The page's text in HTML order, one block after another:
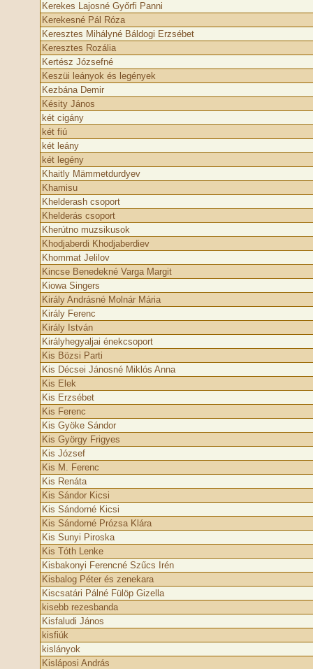
Kerekes Lajosné Győrfi Panni
Kerekesné Pál Róza
Keresztes Mihályné Báldogi Erzsébet
Keresztes Rozália
Kertész Józsefné
Keszüi leányok és legények
Kezbána Demir
Késity János
két cigány
két fiú
két leány
két legény
Khaitly Mämmetdurdyev
Khamisu
Khelderash csoport
Khelderás csoport
Kherútno muzsikusok
Khodjaberdi Khodjaberdiev
Khommat Jelilov
Kincse Benedekné Varga Margit
Kiowa Singers
Király Andrásné Molnár Mária
Király Ferenc
Király István
Királyhegyaljai énekcsoport
Kis Bözsi Parti
Kis Décsei Jánosné Miklós Anna
Kis Elek
Kis Erzsébet
Kis Ferenc
Kis Gyöke Sándor
Kis György Frigyes
Kis József
Kis M. Ferenc
Kis Renáta
Kis Sándor Kicsi
Kis Sándorné Kicsi
Kis Sándorné Prózsa Klára
Kis Sunyi Piroska
Kis Tóth Lenke
Kisbakonyi Ferencné Szűcs Irén
Kisbalog Péter és zenekara
Kiscsatári Pálné Fülöp Gizella
kisebb rezesbanda
Kisfaludi János
kisfiúk
kislányok
Kisláposi András